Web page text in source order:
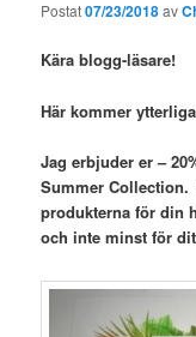
Postat07/23/2018av
Kära blogg-
Här kommer
Jag erbjuder er –
Summer
produkterna för din
och inte minst för